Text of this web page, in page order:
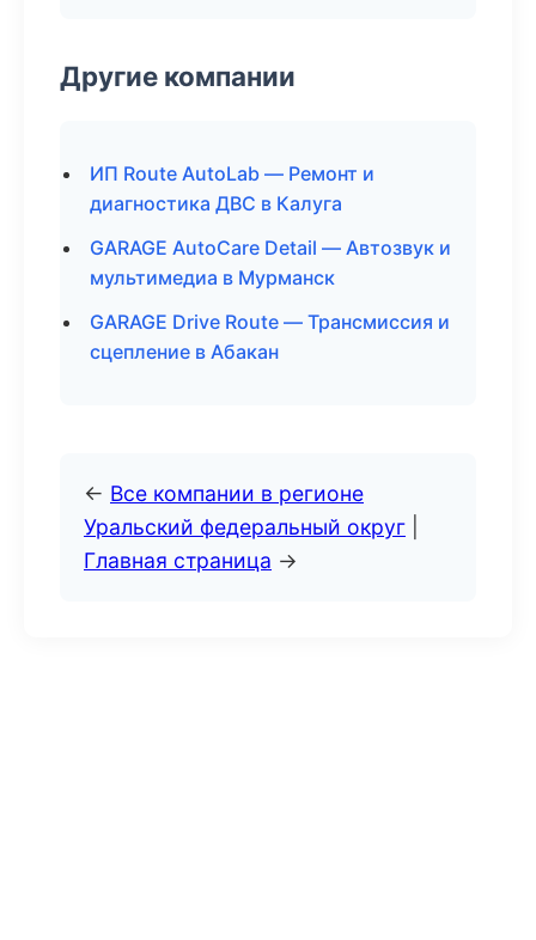
Другие компании
ИП Route AutoLab — Ремонт и
диагностика ДВС в Калуга
GARAGE AutoCare Detail — Автозвук и
мультимедиа в Мурманск
GARAGE Drive Route — Трансмиссия и
сцепление в Абакан
← Все компании в регионе
Уральский федеральный округ
Главная страница →